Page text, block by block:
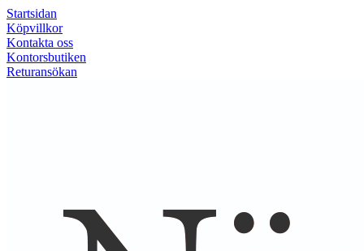
Startsidan
Köpvillkor
Kontakta oss
Kontorsbutiken
Returansökan